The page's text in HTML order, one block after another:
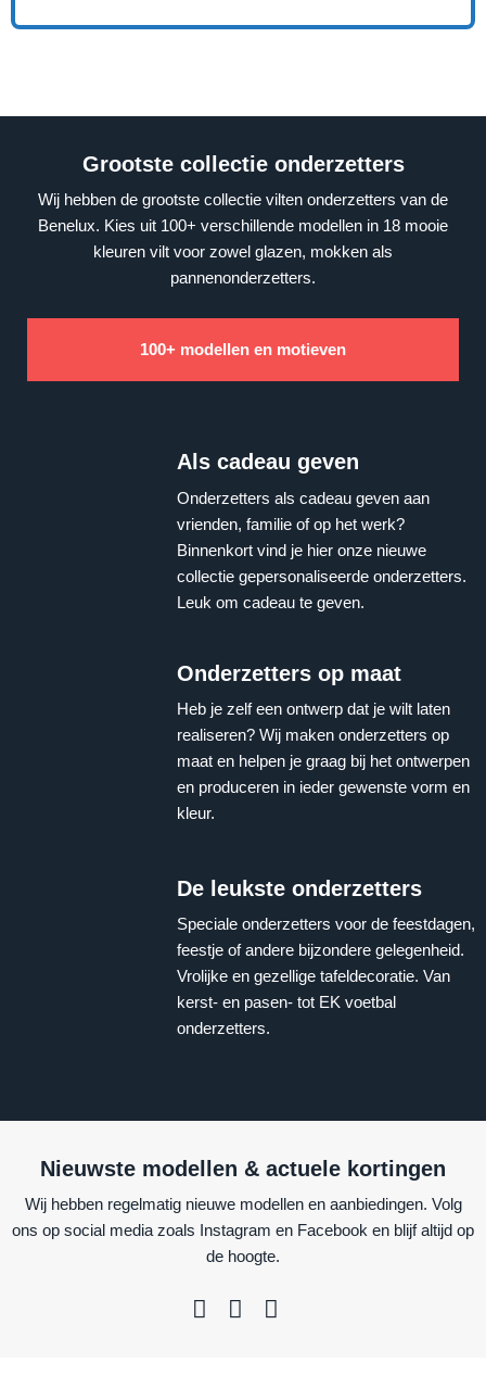
Grootste collectie onderzetters
Wij hebben de grootste collectie vilten onderzetters van de
Benelux. Kies uit 100+ verschillende modellen in 18 mooie
kleuren vilt voor zowel glazen, mokken als
pannenonderzetters.
100+ modellen en motieven
Als cadeau geven
Onderzetters als cadeau geven aan
vrienden, familie of op het werk?
Binnenkort vind je hier onze nieuwe
collectie gepersonaliseerde onderzetters.
Leuk om cadeau te geven.
Onderzetters op maat
Heb je zelf een ontwerp dat je wilt laten
realiseren? Wij maken onderzetters op
maat en helpen je graag bij het ontwerpen
en produceren in ieder gewenste vorm en
kleur.
De leukste onderzetters
Speciale onderzetters voor de feestdagen,
feestje of andere bijzondere gelegenheid.
Vrolijke en gezellige tafeldecoratie. Van
kerst- en pasen- tot EK voetbal
onderzetters.
Nieuwste modellen & actuele kortingen
Wij hebben regelmatig nieuwe modellen en aanbiedingen. Volg
ons op social media zoals Instagram en Facebook en blijf altijd op
de hoogte.